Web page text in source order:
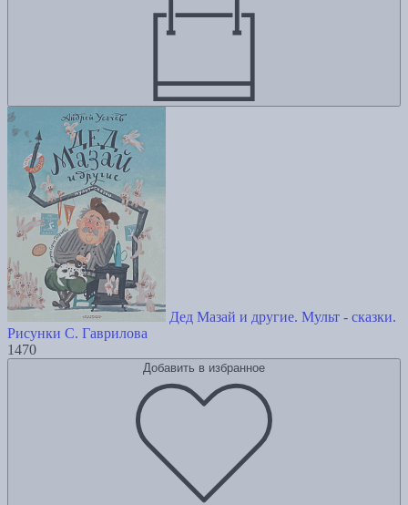
Дед Мазай и другие. Мульт - сказки.
Рисунки С. Гаврилова
1470
Добавить в избранное